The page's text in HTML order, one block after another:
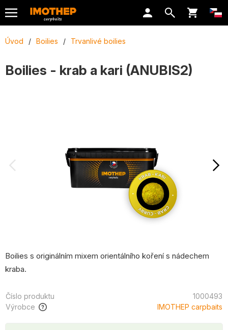
Úvod / Boilies / Trvanlivé boilies
Boilies - krab a kari (ANUBIS2)
Boilies s originálním mixem orientálního koření s nádechem
kraba.
Číslo produktu
1000493
Výrobce
IMOTHEP carpbaits